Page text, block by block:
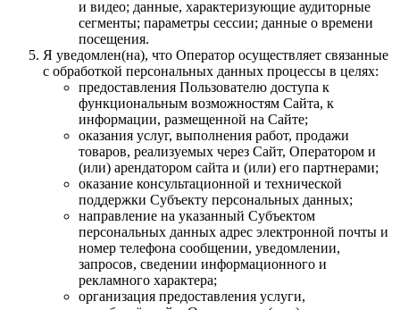
и видео; данные, характеризующие аудиторные
сегменты; параметры сессии; данные о времени
посещения.
Я уведомлен(на), что Оператор осуществляет связанные
с обработкой персональных данных процессы в целях:
предоставления Пользователю доступа к
функциональным возможностям Сайта, к
информации, размещенной на Сайте;
оказания услуг, выполнения работ, продажи
товаров, реализуемых через Сайт, Оператором и
(или) арендатором сайта и (или) его партнерами;
оказание консультационной и технической
поддержки Субъекту персональных данных;
направление на указанный Субъектом
персональных данных адрес электронной почты и
номер телефона сообщении, уведомлении,
запросов, сведении информационного и
рекламного характера;
организация предоставления услуги,